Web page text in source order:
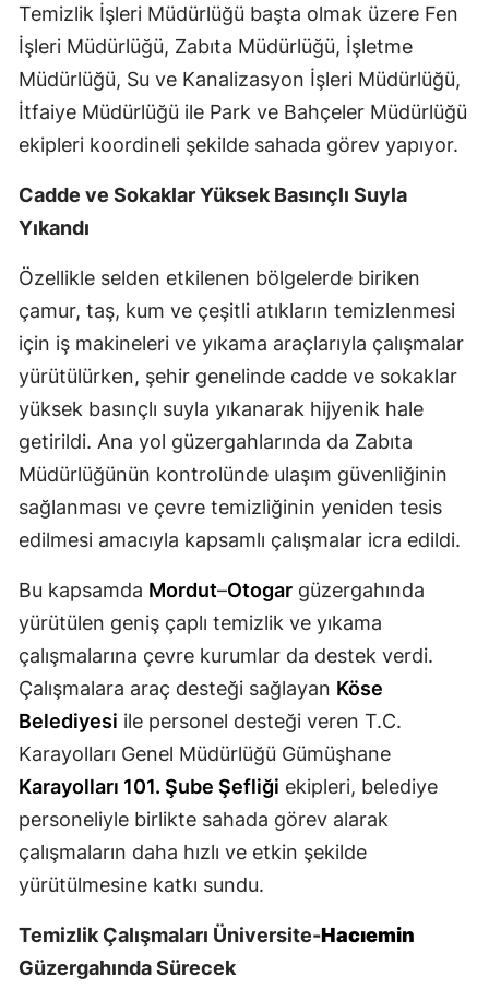
Malatya
Manisa
Kahramanmaraş
Muğla
Nevşehir
Niğde
Ordu
Sakarya
Samsun
Sinop
Sivas
Tekirdağ
Tokat
Trabzon
Tunceli
Uşak
Temizlik İşleri Müdürlüğü başta olmak üzere Fen
İşleri Müdürlüğü, Zabıta Müdürlüğü, İşletme
Müdürlüğü, Su ve Kanalizasyon İşleri Müdürlüğü,
İtfaiye Müdürlüğü ile Park ve Bahçeler Müdürlüğü
ekipleri koordineli şekilde sahada görev yapıyor.
Cadde ve Sokaklar Yüksek Basınçlı Suyla
Yıkandı
Özellikle selden etkilenen bölgelerde biriken
çamur, taş, kum ve çeşitli atıkların temizlenmesi
için iş makineleri ve yıkama araçlarıyla çalışmalar
yürütülürken, şehir genelinde cadde ve sokaklar
yüksek basınçlı suyla yıkanarak hijyenik hale
getirildi. Ana yol güzergahlarında da Zabıta
Müdürlüğünün kontrolünde ulaşım güvenliğinin
sağlanması ve çevre temizliğinin yeniden tesis
edilmesi amacıyla kapsamlı çalışmalar icra edildi.
Bu kapsamda Mordut–Otogar güzergahında
yürütülen geniş çaplı temizlik ve yıkama
çalışmalarına çevre kurumlar da destek verdi.
Çalışmalara araç desteği sağlayan Köse
Belediyesi ile personel desteği veren T.C.
Karayolları Genel Müdürlüğü Gümüşhane
Karayolları 101. Şube Şefliği ekipleri, belediye
personeliyle birlikte sahada görev alarak
çalışmaların daha hızlı ve etkin şekilde
yürütülmesine katkı sundu.
Temizlik Çalışmaları Üniversite-Hacıemin
Güzergahında Sürecek